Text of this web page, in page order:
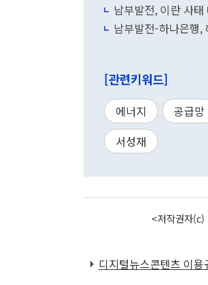
남부발전, 이란 사
남부발전-하나은행
[관련키워드]
에너지 공급망
서성재
<저작권자
디지털뉴스콘텐츠 이용